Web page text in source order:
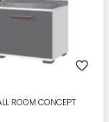
ROOM CONCEPT